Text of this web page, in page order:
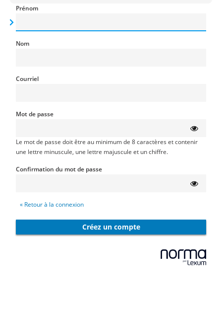
Prénom
Nom
Courriel
Mot de passe
Le mot de passe doit être au minimum de 8 caractères et contenir
une lettre minuscule, une lettre majuscule et un chiffre.
Confirmation du mot de passe
« Retour à la connexion
Créez un compte